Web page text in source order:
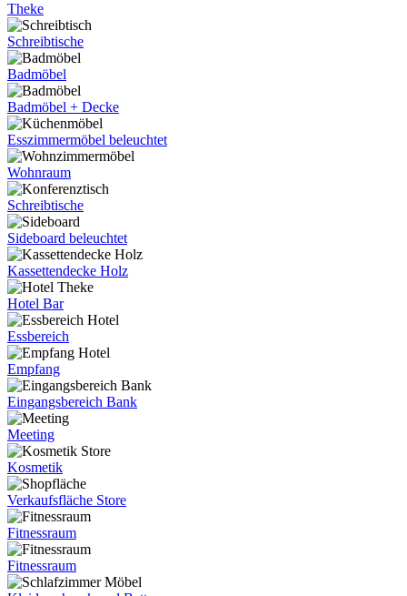
Theke
Schreibtische
Badmöbel
Badmöbel + Decke
Esszimmermöbel beleuchtet
Wohnraum
Schreibtische
Sideboard beleuchtet
Kassettendecke Holz
Hotel Bar
Essbereich
Empfang
Eingangsbereich Bank
Meeting
Kosmetik
Verkaufsfläche Store
Fitnessraum
Fitnessraum